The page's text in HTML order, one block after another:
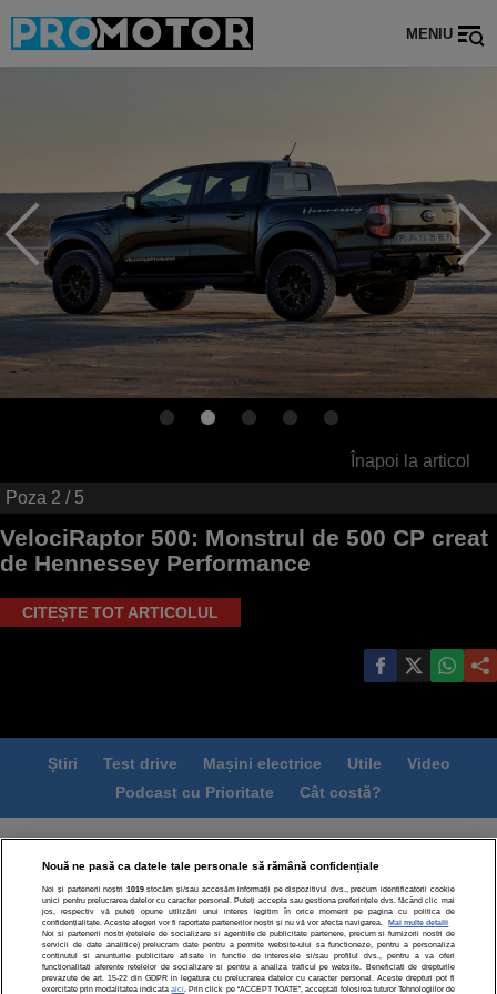
MENIU
Înapoi la articol
Poza 2 / 5
VelociRaptor 500: Monstrul de 500 CP creat
de Hennessey Performance
CITEȘTE TOT ARTICOLUL
Știri Test drive Mașini electrice Utile
Video
Podcast cu Prioritate
Cât costă?
Termeni si conditii
Politica de confidentialitate
Politica de cookies
Echipa editorială
Modifică Setările
Nouă ne pasă ca datele tale personale să rămână confidențiale
Noi și partenerii noștri 1019stocăm și/sau accesăm informații pe dispozitivul dvs., precum identificatorii cookie
unici pentru prelucrarea datelor cu caracter personal. Puteți accepta sau gestiona preferințele dvs. făcând clic mai
jos, respectiv vă puteți opune utilizării unui interes legitim în orice moment pe pagina cu politica de
confidențialitate. Aceste alegeri vor fi raportate partenerilor noștri și nu vă vor afecta navigarea.
Mai multe detalii
Noi si partenerii nostri (retelele de socializare si agentiile de publicitate partenere, precum si furnizorii nostri de
servicii de date analitice) prelucram date pentru a permite website-ului sa functioneze, pentru a personaliza
continutul si anunturile publicitare afisate in functie de interesele si/sau profilul dvs., pentru a va oferi
functionalitati aferente retelelor de socializare si pentru a analiza traficul pe website. Beneficiati de drepturile
prevazute de art. 15-22 din GDPR in legatura cu prelucrarea datelor cu caracter personal. Aceste drepturi pot fi
exercitate prin modalitatea indicataaici . Prin click pe “ACCEPT TOATE”, acceptati folosirea tuturor Tehnologiilor de